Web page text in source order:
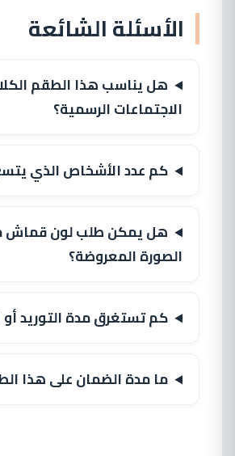
الأسئلة الشائعة
هل يناسب هذا الطقم
الاجتماعات الرسمية؟
كم عدد الأشخاص الذي
هل يمكن طلب لون قماش
الصورة المعروضة؟
كم تستغرق مدة التوريد أو
ما مدة الضمان على هذا